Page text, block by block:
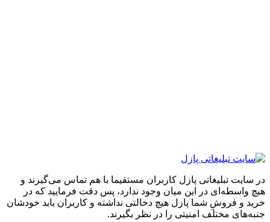
تبلیغاتی پازل کاربران مستقیما با هم تماس می‌گیرند و
در این میان وجود ندارد، پس دقت فرمایید که در
و فروشِ شما پازل هیچ دخالتی نداشته و کاربران باید خودشان
مختلف امنیتی را در نظر بگیرند.